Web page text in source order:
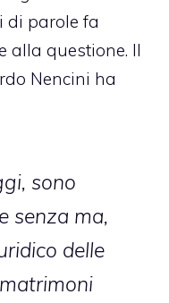
di parole fa
alla questione. Il
Nencini ha
sono
senza ma,
delle